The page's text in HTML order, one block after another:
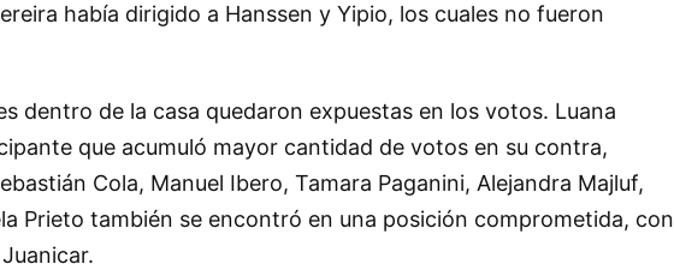
había dirigido a Hanssen y Yipio, los cuales no fueron
dentro de la casa quedaron expuestas en los votos. Luana
que acumuló mayor cantidad de votos en su contra,
Cola, Manuel Ibero, Tamara Paganini, Alejandra Majluf,
Prieto también se encontró en una posición comprometida, con